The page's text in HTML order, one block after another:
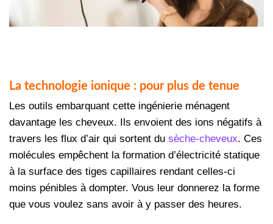
La technologie ionique : pour plus de tenue
Les outils embarquant cette ingénierie ménagent
davantage les cheveux. Ils envoient des ions négatifs à
travers les flux d’air qui sortent du sèche-cheveux. Ces
molécules empêchent la formation d’électricité statique
à la surface des tiges capillaires rendant celles-ci
moins pénibles à dompter. Vous leur donnerez la forme
que vous voulez sans avoir à y passer des heures.